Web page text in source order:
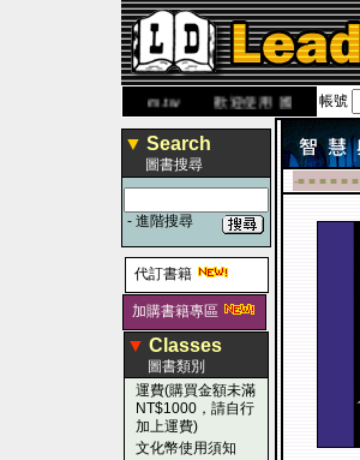
歡迎使用 國民旅遊卡！！
帳號
▼ Search
圖書搜尋
- 進階搜尋
代訂書籍
加購書籍專區
▼ Classes
圖書類別
運費(購買金額未滿
NT$1000，請自行
加上運費)
文化幣使用須知
-■ ■ ■ ■ ■ ■